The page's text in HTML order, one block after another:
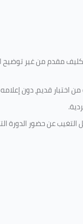
تكليف مقدم من غير
اختبار قديم، دون
.
عن حضور الدورة